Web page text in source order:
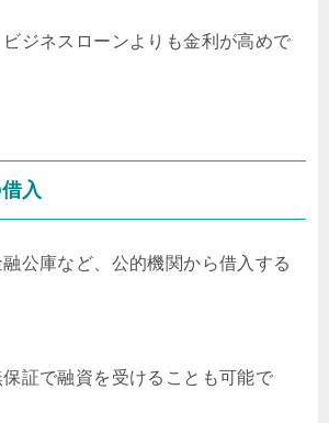
ジネスローンよりも金利が高めで
入
公庫など、公的機関から借入する
証で融資を受けることも可能で